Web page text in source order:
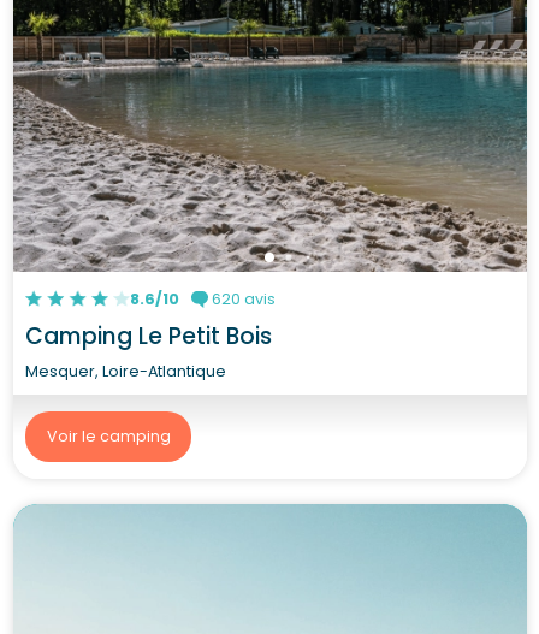
8.6/10 620 avis
Camping Le Petit Bois
Mesquer, Loire-Atlantique
Voir le camping